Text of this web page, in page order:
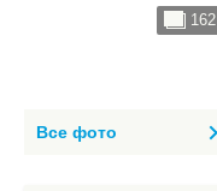
162
Все фото